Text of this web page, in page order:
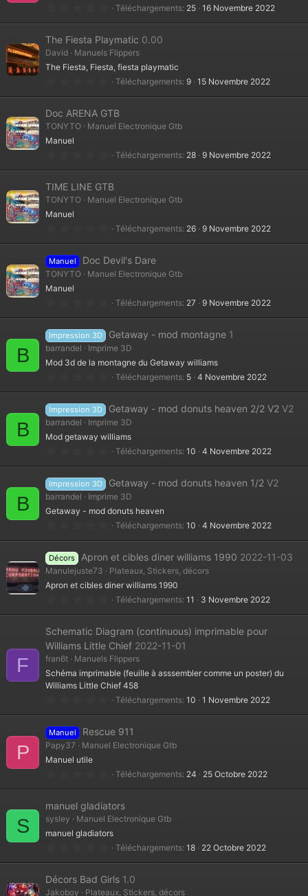
(
)
0
0
é
t
i
(
)
Téléchargements 25 16 Novembre 2022
The Fiesta Playmatic 0.00
David
Manuels Flippers
The Fiesta, Fiesta, fiesta playmatic
0
0
é
t
(
)
Téléchargements 9 15 Novembre 2022
Doc ARENA GTB
TONYTO
Manuel Electronique Gtb
Manuel
0
0
é
t
(
)
Téléchargements 28 9 Novembre 2022
TIME LINE GTB
TONYTO
Manuel Electronique Gtb
Manuel
0
0
é
t
(
)
Téléchargements 26 9 Novembre 2022
Manuel Doc Devil's Dare
TONYTO
Manuel Electronique Gtb
Manuel
0
0
0
é
t
i
(
)
Téléchargements 27 9 Novembre 2022
B
Impression 3D Getaway - mod montagne 1
barrandel
Imprime 3D
Mod 3d de la montagne du Getaway williams
0
0
0
é
t
i
(
)
Téléchargements 5 4 Novembre 2022
B
Impression 3D Getaway - mod donuts heaven 2/2 V2 V2
barrandel
Imprime 3D
Mod getaway williams
0
0
0
é
t
i
(
)
Téléchargements 10 4 Novembre 2022
B
Impression 3D Getaway - mod donuts heaven 1/2 V2
barrandel
Imprime 3D
Getaway - mod donuts heaven
0
0
é
t
i
(
)
Téléchargements 10 4 Novembre 2022
Décors Apron et cibles diner williams 1990 2022-11-03
Manulejuste73
Plateaux, Stickers, décors
Apron et cibles diner williams 1990
0
0
é
t
o
i
l
e
(
Téléchargements 11 3 Novembre 2022
F
Schematic Diagram (continuous) imprimable pour
Williams Little Chief 2022-11-01
fran6t
Manuels Flippers
Schéma imprimable (feuille à asssembler comme un poster) du
Williams Little Chief 458
0
0
é
t
(
)
Téléchargements 10 1 Novembre 2022
P
Manuel Rescue 911
Papy37
Manuel Electronique Gtb
Manuel utile
0
0
é
t
i
(
)
Téléchargements 24 25 Octobre 2022
S
manuel gladiators
sysley
Manuel Electronique Gtb
manuel gladiators
0
0
0
é
t
Téléchargements 18 22 Octobre 2022
Décors Bad Girls 1.0
Jakoboy Plateaux, Stickers, décors